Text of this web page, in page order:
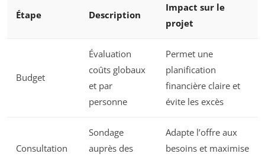
Étape Description
Impact sur le
projet
Budget
Évaluation
coûts globaux
et par
personne
Permet une
planification
financière claire et
évite les excès
Consultation
Sondage
auprès des
Adapte l’offre aux
besoins et maximise